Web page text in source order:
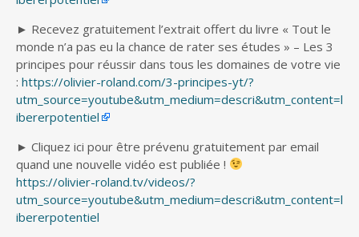
► Recevez gratuitement l’extrait offert du livre « Tout le
monde n’a pas eu la chance de rater ses études » – Les 3
principes pour réussir dans tous les domaines de votre vie
: https://olivier-roland.com/3-principes-yt/?
utm_source=youtube&utm_medium=descri&utm_content=l
ibererpotentiel
► Cliquez ici pour être prévenu gratuitement par email
quand une nouvelle vidéo est publiée !
https://olivier-roland.tv/videos/?
utm_source=youtube&utm_medium=descri&utm_content=l
ibererpotentiel